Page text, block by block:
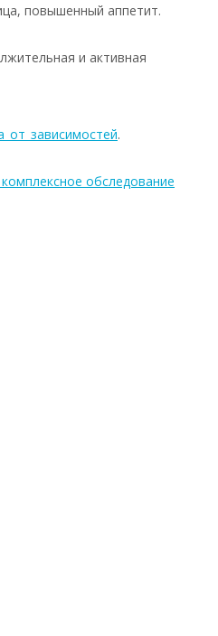
повышенный аппетит.
и активная
.
обследование